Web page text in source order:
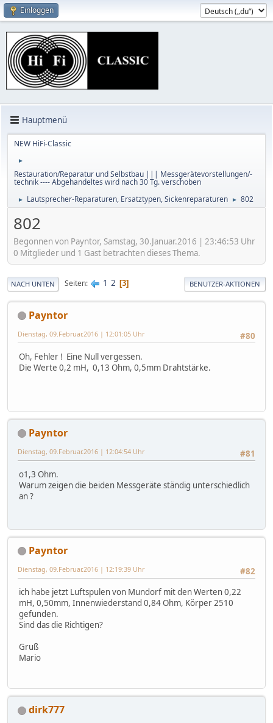
Einloggen
Hauptmenü
NEW HiFi-Classic
►
Restauration/Reparatur und Selbstbau ||| Messgerätevorstellungen/-
technik ---- Abgehandeltes wird nach 30 Tg. verschoben
► Lautsprecher-Reparaturen, Ersatztypen, Sickenreparaturen ► 802
802
Begonnen von Payntor, Samstag, 30.Januar.2016 | 23:46:53 Uhr
0 Mitglieder und 1 Gast betrachten dieses Thema.
NACH UNTEN Seiten 1 2 3 BENUTZER-AKTIONEN
Payntor
#80
Dienstag, 09.Februar.2016 | 12:01:05 Uhr
Oh, Fehler ! Eine Null vergessen.
Die Werte 0,2 mH, 0,13 Ohm, 0,5mm Drahtstärke.
Payntor
#81
Dienstag, 09.Februar.2016 | 12:04:54 Uhr
o1,3 Ohm.
Warum zeigen die beiden Messgeräte ständig unterschiedlich
an ?
Payntor
#82
Dienstag, 09.Februar.2016 | 12:19:39 Uhr
ich habe jetzt Luftspulen von Mundorf mit den Werten 0,22
mH, 0,50mm, Innenwiederstand 0,84 Ohm, Körper 2510
gefunden.
Sind das die Richtigen?
Gruß
Mario
dirk777